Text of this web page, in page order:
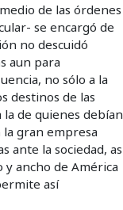
de las órdenes
se encargó de
no descuidó
aun para
no sólo a la
destinos de las
de quienes debían
la gran empresa
ante la sociedad,
y ancho de América
así